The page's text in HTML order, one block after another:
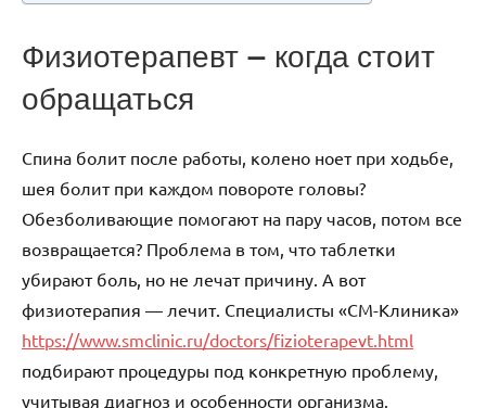
Физиотерапевт — когда стоит
обращаться
Спина болит после работы, колено ноет при ходьбе,
шея болит при каждом повороте головы?
Обезболивающие помогают на пару часов, потом все
возвращается? Проблема в том, что таблетки
убирают боль, но не лечат причину. А вот
физиотерапия — лечит. Специалисты «СМ-Клиника»
https://www.smclinic.ru/doctors/fizioterapevt.html
подбирают процедуры под конкретную проблему,
учитывая диагноз и особенности организма.